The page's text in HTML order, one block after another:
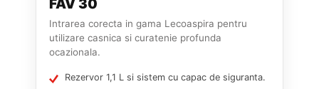
FAV 30
Intrarea corecta in gama Lecoaspira pentru
utilizare casnica si curatenie profunda
ocazionala.
Rezervor 1,1 L si sistem cu capac de siguranta.